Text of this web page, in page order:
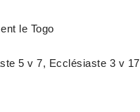
le Togo
5 v 7, Ecclésiaste 3 v 17